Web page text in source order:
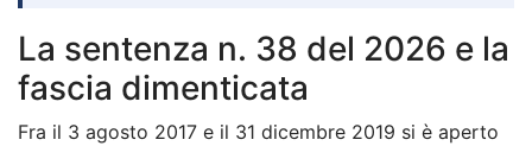
La sentenza n. 38 del 2026 e la
fascia dimenticata
Fra il 3 agosto 2017 e il 31 dicembre 2019 si è aperto